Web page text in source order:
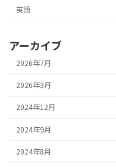
英語
アーカイブ
2026年7月
2026年3月
2024年12月
2024年9月
2024年8月